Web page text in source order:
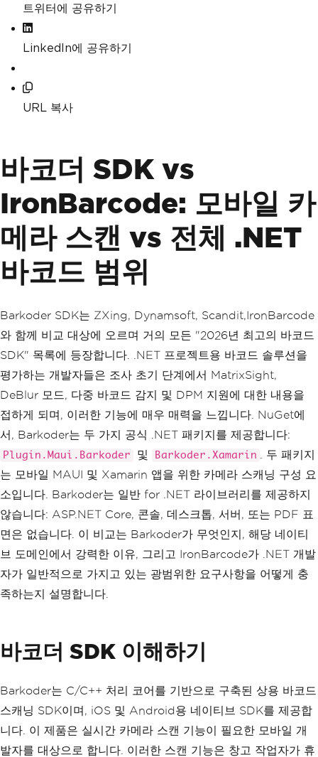
트위터에 공유하기
LinkedIn에 공유하기
URL 복사
바코더 SDK vs
IronBarcode: 모바일 카
메라 스캔 vs 전체 .NET
바코드 범위
Barkoder SDK는 ZXing, Dynamsoft, Scandit,IronBarcode
와 함께 비교 대상에 오르며 거의 모든 "2026년 최고의 바코드
SDK" 목록에 등장합니다. .NET 프로젝트용 바코드 솔루션을
평가하는 개발자들은 조사 초기 단계에서 MatrixSight,
DeBlur 모드, 다중 바코드 감지 및 DPM 지원에 대한 내용을
접하게 되며, 이러한 기능에 매우 매력을 느낍니다. NuGet에
서, Barkoder는 두 가지 공식 .NET 패키지를 제공합니다:
Plugin.Maui.Barkoder 및 Barkoder.Xamarin
. 두 패키지
는 모바일 MAUI 및 Xamarin 앱을 위한 카메라 스캐닝 구성 요
소입니다. Barkoder는 일반 for .NET 라이브러리를 제공하지
않습니다: ASP.NET Core, 콘솔, 데스크톱, 서버, 또는 PDF 표
면은 없습니다. 이 비교는 Barkoder가 무엇인지, 해당 네이티
브 도메인에서 강력한 이유, 그리고 IronBarcode가 .NET 개발
자가 일반적으로 가지고 있는 광범위한 요구사항을 어떻게 충
족하는지 설명합니다.
바코더 SDK 이해하기
Barkoder는 C/C++ 처리 코어를 기반으로 구축된 상용 바코드
스캐닝 SDK이며, iOS 및 Android용 네이티브 SDK를 제공합
니다. 이 제품은 실시간 카메라 스캔 기능이 필요한 모바일 개
발자를 대상으로 합니다. 이러한 스캔 기능은 창고 작업자가 휴